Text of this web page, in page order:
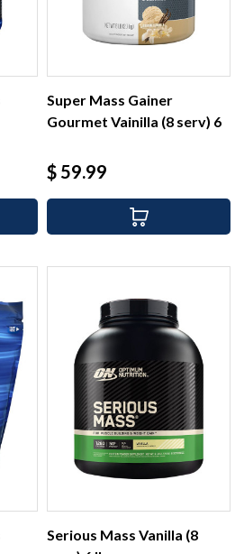
Super Mass Gainer
Gourmet Vainilla (8 serv) 6
Precio
$ 59.99
Serious Mass Vanilla (8